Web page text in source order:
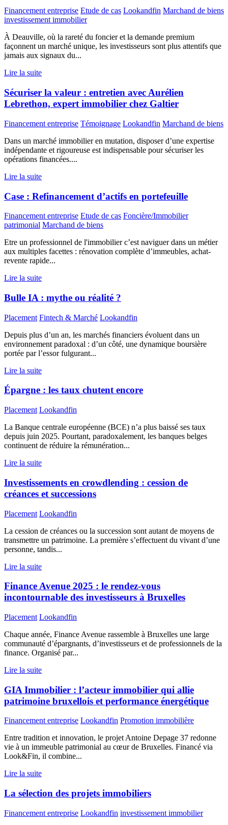
Financement entreprise Etude de cas Lookandfin Marchand de biens
investissement immobilier
À Deauville, où la rareté du foncier et la demande premium
façonnent un marché unique, les investisseurs sont plus attentifs que
jamais aux signaux du...
Lire la suite
Sécuriser la valeur : entretien avec Aurélien
Lebrethon, expert immobilier chez Galtier
Financement entreprise Témoignage Lookandfin Marchand de biens
Dans un marché immobilier en mutation, disposer d’une expertise
indépendante et rigoureuse est indispensable pour sécuriser les
opérations financées....
Lire la suite
Case : Refinancement d’actifs en portefeuille
Financement entreprise Etude de cas Foncière/Immobilier
patrimonial Marchand de biens
Etre un professionnel de l'immobilier c’est naviguer dans un métier
aux multiples facettes : rénovation complète d’immeubles, achat-
revente rapide...
Lire la suite
Bulle IA : mythe ou réalité ?
Placement Fintech & Marché Lookandfin
Depuis plus d’un an, les marchés financiers évoluent dans un
environnement paradoxal : d’un côté, une dynamique boursière
portée par l’essor fulgurant...
Lire la suite
Épargne : les taux chutent encore
Placement Lookandfin
La Banque centrale européenne (BCE) n’a plus baissé ses taux
depuis juin 2025. Pourtant, paradoxalement, les banques belges
continuent de réduire la rémunération...
Lire la suite
Investissements en crowdlending : cession de
créances et successions
Placement Lookandfin
La cession de créances ou la succession sont autant de moyens de
transmettre un patrimoine. La première s’effectuent du vivant d’une
personne, tandis...
Lire la suite
Finance Avenue 2025 : le rendez-vous
incontournable des investisseurs à Bruxelles
Placement Lookandfin
Chaque année, Finance Avenue rassemble à Bruxelles une large
communauté d’épargnants, d’investisseurs et de professionnels de la
finance. Organisé par...
Lire la suite
GIA Immobilier : l’acteur immobilier qui allie
patrimoine bruxellois et performance énergétique
Financement entreprise Lookandfin Promotion immobilière
Entre tradition et innovation, le projet Antoine Depage 37 redonne
vie à un immeuble patrimonial au cœur de Bruxelles. Financé via
Look&Fin, il combine...
Lire la suite
La sélection des projets immobiliers
Financement entreprise Lookandfin investissement immobilier